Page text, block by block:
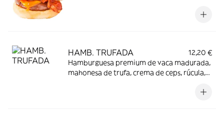
HAMB. TRUFADA
12,20 €
Hamburguesa premium de vaca madurada,
mahonesa de trufa, crema de ceps, rúcula,